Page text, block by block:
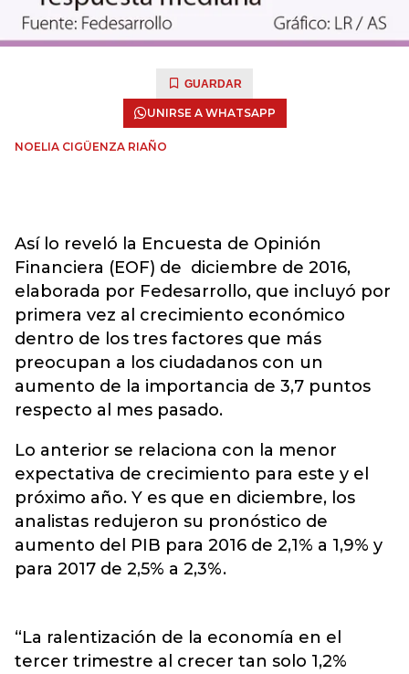
GUARDAR
UNIRSE A WHATSAPP
NOELIA CIGÜENZA RIAÑO
Así lo reveló la Encuesta de Opinión
Financiera (EOF) de diciembre de 2016,
elaborada por Fedesarrollo, que incluyó por
primera vez al crecimiento económico
dentro de los tres factores que más
preocupan a los ciudadanos con un
aumento de la importancia de 3,7 puntos
respecto al mes pasado.
Lo anterior se relaciona con la menor
expectativa de crecimiento para este y el
próximo año. Y es que en diciembre, los
analistas redujeron su pronóstico de
aumento del PIB para 2016 de 2,1% a 1,9% y
para 2017 de 2,5% a 2,3%.
“La ralentización de la economía en el
tercer trimestre al crecer tan solo 1,2%